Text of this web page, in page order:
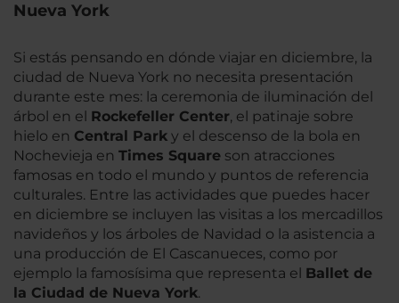
Nueva York
Si estás pensando en dónde viajar en diciembre, la
ciudad de Nueva York no necesita presentación
durante este mes: la ceremonia de iluminación del
árbol en el Rockefeller Center, el patinaje sobre
hielo en Central Park y el descenso de la bola en
Nochevieja en Times Square son atracciones
famosas en todo el mundo y puntos de referencia
culturales. Entre las actividades que puedes hacer
en diciembre se incluyen las visitas a los mercadillos
navideños y los árboles de Navidad o la asistencia a
una producción de El Cascanueces, como por
ejemplo la famosísima que representa el Ballet de
la Ciudad de Nueva York.